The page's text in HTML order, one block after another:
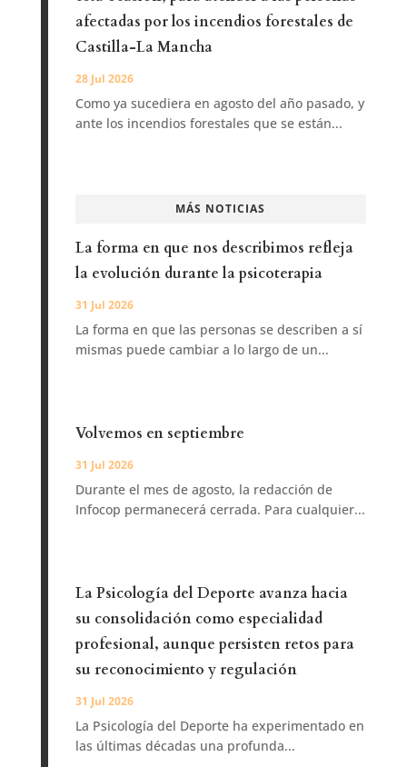
afectadas por los incendios forestales de
Castilla-La Mancha
28 Jul 2026
Como ya sucediera en agosto del año pasado, y
ante los incendios forestales que se están...
MÁS NOTICIAS
La forma en que nos describimos refleja
la evolución durante la psicoterapia
31 Jul 2026
La forma en que las personas se describen a sí
mismas puede cambiar a lo largo de un...
Volvemos en septiembre
31 Jul 2026
Durante el mes de agosto, la redacción de
Infocop permanecerá cerrada. Para cualquier...
La Psicología del Deporte avanza hacia
su consolidación como especialidad
profesional, aunque persisten retos para
su reconocimiento y regulación
31 Jul 2026
La Psicología del Deporte ha experimentado en
las últimas décadas una profunda...